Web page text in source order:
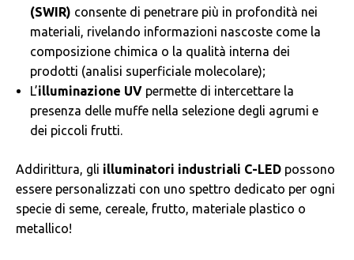
(SWIR) consente di penetrare più in profondità nei
materiali, rivelando informazioni nascoste come la
composizione chimica o la qualità interna dei
prodotti (analisi superficiale molecolare);
L’illuminazione UV permette di intercettare la
presenza delle muffe nella selezione degli agrumi e
dei piccoli frutti.
Addirittura, gli illuminatori industriali C-LED possono
essere personalizzati con uno spettro dedicato per ogni
specie di seme, cereale, frutto, materiale plastico o
metallico!